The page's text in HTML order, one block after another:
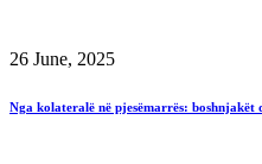
26 June, 2025
Nga kolateralë në pjesëmarrës: boshnjakët